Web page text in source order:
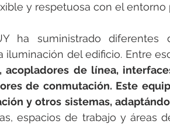
y respetuosa con el entorno
ha suministrado diferentes
del edificio. Entre
de línea,
de conmutación. Este
y otros sistemas,
espacios de trabajo y áreas